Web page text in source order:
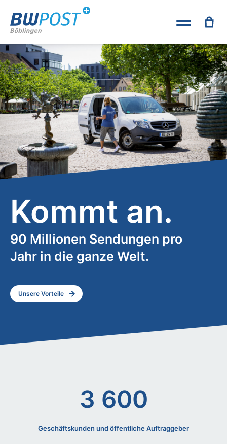
Kommt an.
90 Millionen Sendungen pro
Jahr in die ganze Welt.
Unsere Vorteile
3 600
Geschäftskunden und öffentliche Auftraggeber